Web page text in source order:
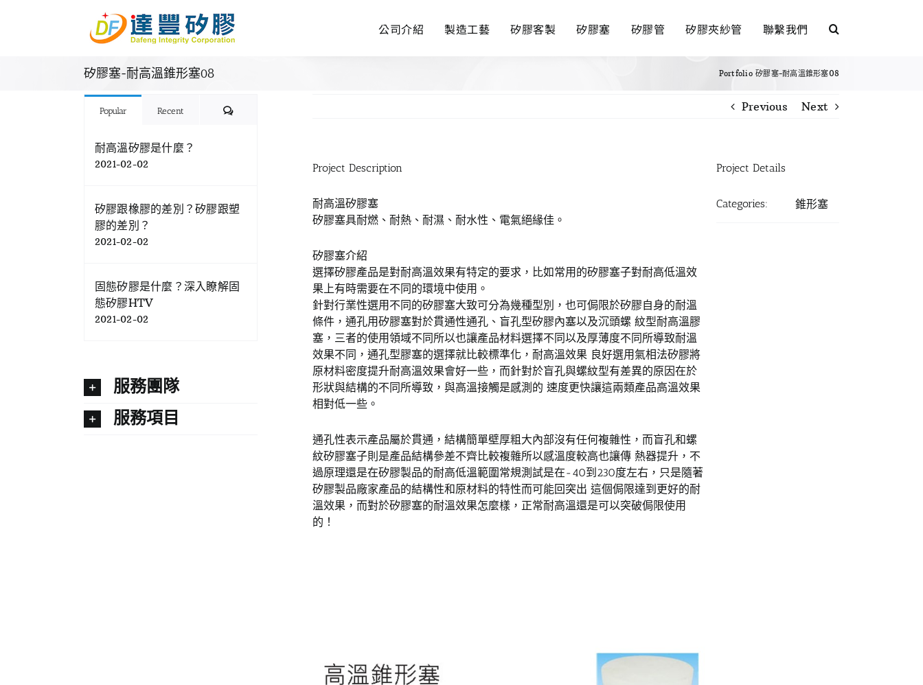
公司介紹 製造工藝 矽膠客製 矽膠塞 矽膠管 矽膠夾紗管 聯繫我們
矽膠塞-耐高溫錐形塞08 Portfolio 矽膠塞-耐高溫錐形塞08
Previous Next
Project Description
耐高溫矽膠塞
矽膠塞具耐燃、耐熱、耐濕、耐水性、電氣絕緣佳。
矽膠塞介紹
選擇矽膠產品是對耐高溫效果有特定的要求，比如常用的矽膠塞子對耐高低溫效
果上有時需要在不同的環境中使用。
針對行業性選用不同的矽膠塞大致可分為幾種型別，也可侷限於矽膠自身的耐溫
條件，通孔用矽膠塞對於貫通性通孔、盲孔型矽膠內塞以及沉頭螺 紋型耐高溫膠
塞，三者的使用領域不同所以也讓產品材料選擇不同以及厚薄度不同所導致耐溫
效果不同，通孔型膠塞的選擇就比較標準化，耐高溫效果 良好選用氣相法矽膠將
原材料密度提升耐高溫效果會好一些，而針對於盲孔與螺紋型有差異的原因在於
形狀與結構的不同所導致，與高溫接觸是感測的 速度更快讓這兩類產品高溫效果
相對低一些。
通孔性表示產品屬於貫通，結構簡單壁厚粗大內部沒有任何複雜性，而盲孔和螺
紋矽膠塞子則是產品結構參差不齊比較複雜所以感溫度較高也讓傳 熱器提升，不
過原理還是在矽膠製品的耐高低溫範圍常規測試是在-40到230度左右，只是隨著
矽膠製品廠家產品的結構性和原材料的特性而可能回突出 這個侷限達到更好的耐
溫效果，而對於矽膠塞的耐溫效果怎麼樣，正常耐高溫還是可以突破侷限使用
的！
Project Details
Categories: 錐形塞
Popular Recent Comments
耐高溫矽膠是什麼？
2021-02-02
矽膠跟橡膠的差別？矽膠跟塑
膠的差別？
2021-02-02
固態矽膠是什麼？深入瞭解固
態矽膠HTV
2021-02-02
服務團隊
服務項目